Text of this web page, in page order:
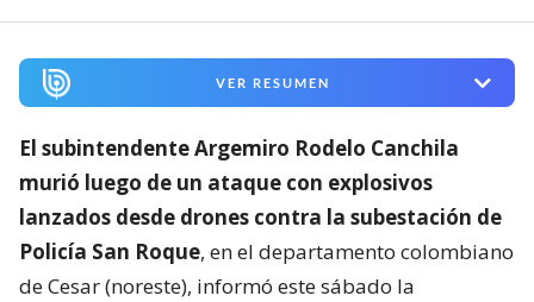
VER RESUMEN
El subintendente Argemiro Rodelo Canchila
murió luego de un ataque con explosivos
lanzados desde drones contra la subestación de
Policía San Roque, en el departamento colombiano
de Cesar (noreste), informó este sábado la